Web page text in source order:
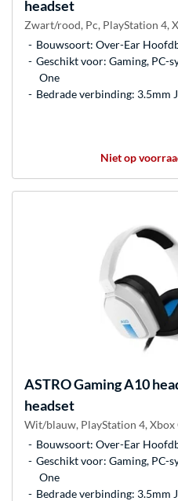
headset
Zwart/rood, Pc, PlayStation 4,
Bouwsoort: Over-Ear
Geschikt voor: Gaming, PC-
One
Bedrade verbinding: 3.5mm
Niet op
ASTRO GamingA10
headset
Wit/blauw, PlayStation 4, Xbox
Bouwsoort: Over-Ear
Geschikt voor: Gaming, PC-
One
Bedrade verbinding: 3.5mm